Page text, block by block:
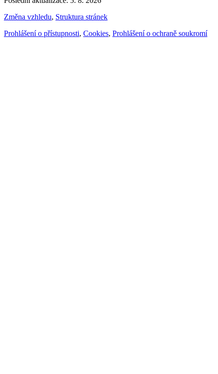
Změna vzhledu, Struktura stránek
Prohlášení o přístupnosti, Cookies, Prohlášení o ochraně soukromí